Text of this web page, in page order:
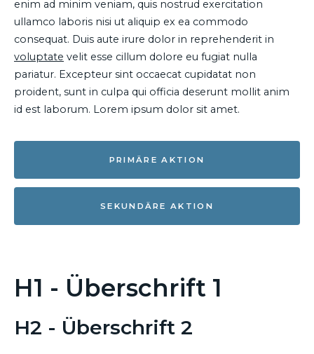
enim ad minim veniam, quis nostrud exercitation
ullamco laboris nisi ut aliquip ex ea commodo
consequat. Duis aute irure dolor in reprehenderit in
voluptate velit esse cillum dolore eu fugiat nulla
pariatur. Excepteur sint occaecat cupidatat non
proident, sunt in culpa qui officia deserunt mollit anim
id est laborum. Lorem ipsum dolor sit amet.
PRIMÄRE AKTION
SEKUNDÄRE AKTION
H1 - Überschrift 1
H2 - Überschrift 2